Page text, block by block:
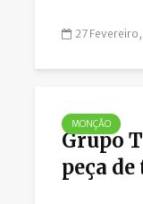
27
MONÇÃO
Grupo
peça